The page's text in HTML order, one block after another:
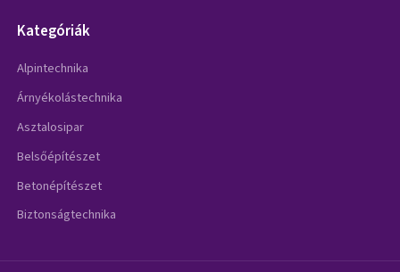
Kategóriák
Alpintechnika
Árnyékolástechnika
Asztalosipar
Belsőépítészet
Betonépítészet
Biztonságtechnika